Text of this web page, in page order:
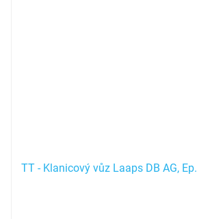
TT - Klanicový vůz Laaps DB AG,